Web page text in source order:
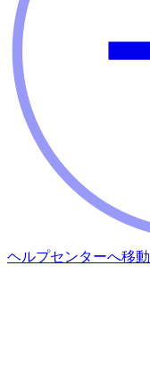
ヘルプセンターへ移動